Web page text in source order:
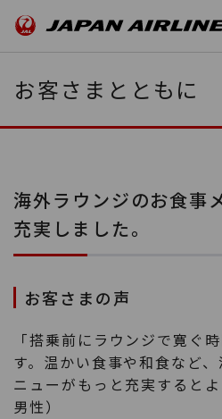
お客さまとともに
海外ラウンジのお食事
充実しました。
お客さまの声
「搭乗前にラウンジで寛ぐ
す。温かい食事や和食など
ニューがもっと充実すると
男性）